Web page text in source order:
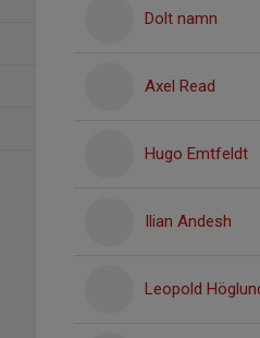
Dolt namn
Axel Read
Hugo Emtfeldt
Ilian Andesh
Leopold